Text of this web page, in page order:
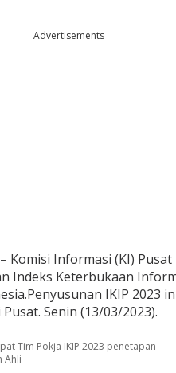
Advertisements
Komisi Informasi (KI)
Indeks Keterbukaan
IKIP 2023
Senin (13/03/2023).
Tim Pokja IKIP 2023 penetapan
Ahli